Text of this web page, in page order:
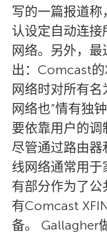
写的一篇报道
认设定自动连接
网络。另外，
出：Comcast
网络时对所有名
网络也”情有独
要依靠用户的调
尽管通过路由
线网络通常用
有部分作为了公
有Comcast
备。 Gallagher